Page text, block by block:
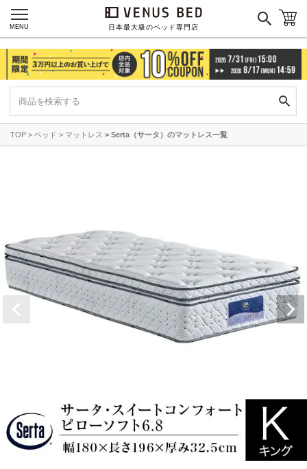
日本最大級のベッド専門店
MENU
TOP ベッド マットレス Serta（サータ）のマットレス一覧